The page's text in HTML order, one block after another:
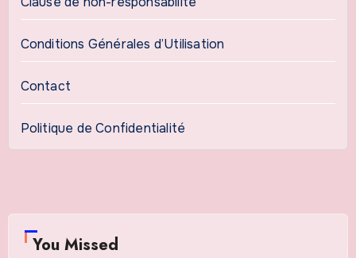
Conditions Générales d’Utilisation
Contact
Politique de Confidentialité
You Missed